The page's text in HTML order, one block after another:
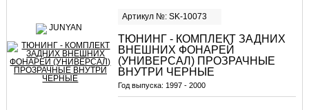
Артикул №: SK-10073
ТЮНИНГ - КОМПЛЕКТ ЗАДНИХ
ВНЕШНИХ ФОНАРЕЙ
(УНИВЕРСАЛ) ПРОЗРАЧНЫЕ
ВНУТРИ ЧЕРНЫЕ
Год выпуска: 1997 - 2000